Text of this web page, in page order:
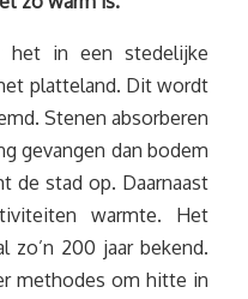
in een stedelijke
platteland. Dit wordt
Stenen absorberen
gevangen dan bodem
de stad op. Daarnaast
warmte. Het
zo’n 200 jaar bekend.
methodes om hitte in